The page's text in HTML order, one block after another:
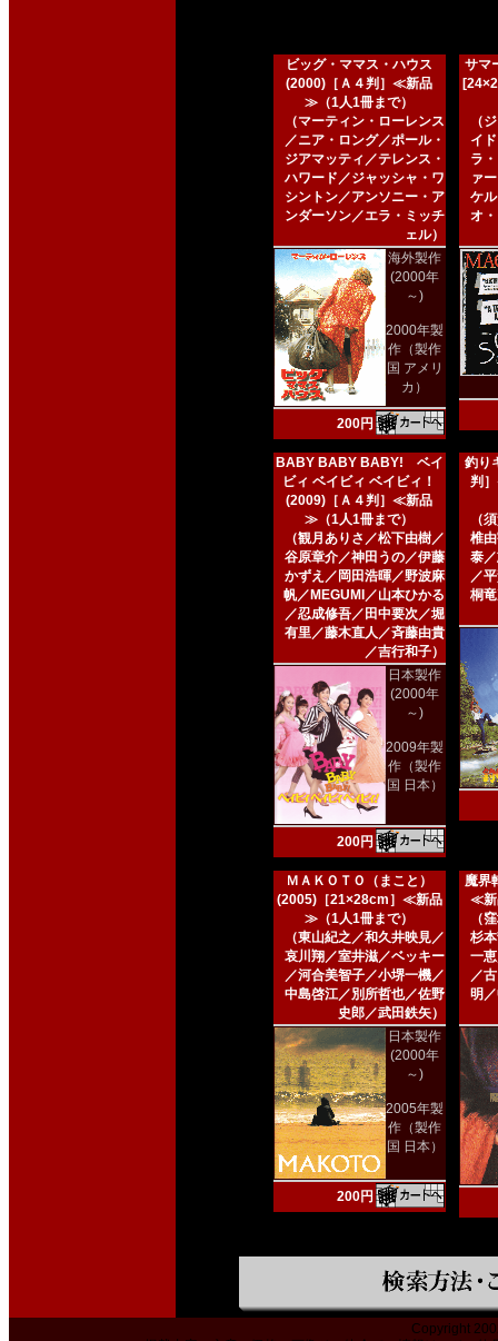
ビッグ・ママス・ハウス
(2000)［Ａ４判］≪新品
≫（1人1冊まで）
（マーティン・ローレンス
／ニア・ロング／ポール・
ジアマッティ／テレンス・
ハワード／ジャッシャ・ワ
シントン／アンソニー・ア
ンダーソン／エラ・ミッチ
ェル）
海外製作
(2000年
～)
2000年製
作（製作
国 アメリ
カ）
200円
サマ
（
イ
ラ
ァ
ケ
オ
BABY BABY BABY! ベイ
ビィ ベイビィ ベイビィ！
(2009)［Ａ４判］≪新品
≫（1人1冊まで）
（観月ありさ／松下由樹／
谷原章介／神田うの／伊藤
かずえ／岡田浩暉／野波麻
帆／MEGUMI／山本ひかる
／忍成修吾／田中要次／堀
有里／藤木直人／斉藤由貴
／吉行和子）
日本製作
(2000年
～)
2009年製
作（製作
国 日本）
200円
釣り
判
（
椎
泰
／
桐
ＭＡＫＯＴＯ（まこと）
(2005)［21×28cm］≪新品
≫（1人1冊まで）
（東山紀之／和久井映見／
哀川翔／室井滋／ベッキー
／河合美智子／小堺一機／
中島啓江／別所哲也／佐野
史郎／武田鉄矢）
日本製作
(2000年
～)
2005年製
作（製作
国 日本）
200円
魔界
≪新
（
杉
一
／
明
Copyright